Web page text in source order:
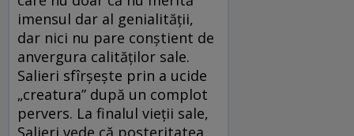
imensul dar al genialității,
dar nici nu pare conștient de
anvergura calităților sale.
Salieri sfîrșește prin a ucide
„creatura” după un complot
pervers. La finalul vieții sale,
Salieri vede că posteritatea